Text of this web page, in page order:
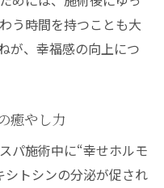
う時間を持つことも大
が、幸福感の向上につ
癒やし力
パ施術中に“幸せホルモ
シトシンの分泌が促され